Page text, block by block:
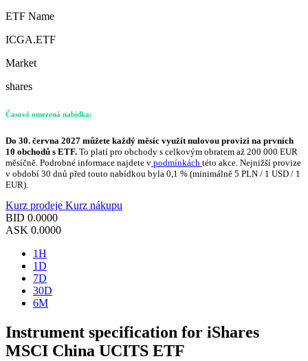
ETF Name
ICGA.ETF
Market
shares
Časově omezená nabídka:
Do 30. června 2027 můžete každý měsíc využít nulovou provizi na prvních
10 obchodů s ETF. To platí pro obchody s celkovým obratem až 200 000 EUR
měsíčně. Podrobné informace najdete v podmínkách této akce. Nejnižší provize
v období 30 dnů před touto nabídkou byla 0,1 % (minimálně 5 PLN / 1 USD / 1
EUR).
Kurz prodeje Kurz nákupu
BID 0.0000
ASK 0.0000
1H
1D
7D
30D
6M
Instrument specification for iShares
MSCI China UCITS ETF